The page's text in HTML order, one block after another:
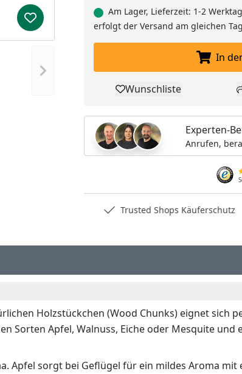
Nächstes Bild anzeigen
Produkt zur Wunschliste hinzufügen
Am Lager, Lieferzeit: 1-2
erfolgt der Versand am gleichen
In
Produkt zur
Wunschliste
Experten-
Anrufen,
Trusted Shops Käuferschutz
Holzstückchen (Wood Chunks) eignet sich
Sorten Apfel, Walnuss, Eiche oder Mesquite und
Apfel sorgt bei Geflügel für ein mildes Aroma mit